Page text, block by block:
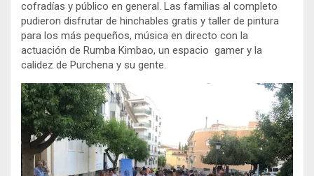
cofradías y público en general. Las familias al completo
pudieron disfrutar de hinchables gratis y taller de pintura
para los más pequeños, música en directo con la
actuación de Rumba Kimbao, un espacio gamer y la
calidez de Purchena y su gente.